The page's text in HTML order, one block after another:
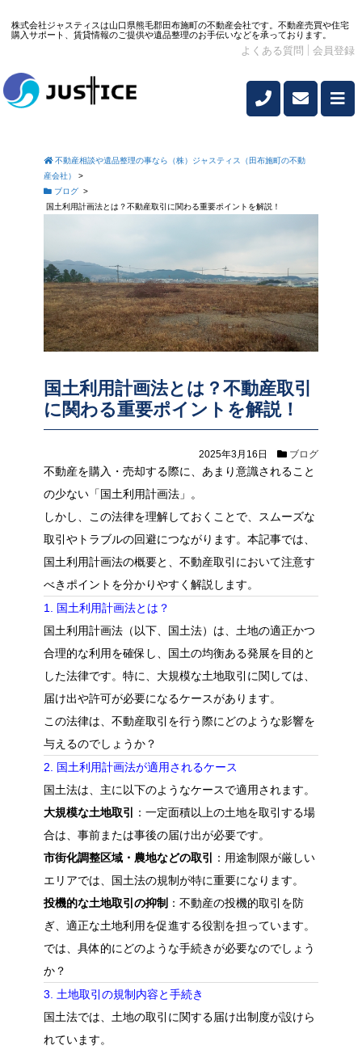
株式会社ジャスティスは山口県熊毛郡田布施町の不動産会社です。不動産売買や住宅
購入サポート、賃貸情報のご提供や遺品整理のお手伝いなどを承っております。
よくある質問 会員登録
不動産相談や遺品整理の事なら（株）ジャスティス（田布施町の不動
産会社）
>
ブログ >
国土利用計画法とは？不動産取引に関わる重要ポイントを解説！
国土利用計画法とは？不動産取引
に関わる重要ポイントを解説！
2025年3月16日 ブログ
不動産を購入・売却する際に、あまり意識されること
の少ない「国土利用計画法」。
しかし、この法律を理解しておくことで、スムーズな
取引やトラブルの回避につながります。本記事では、
国土利用計画法の概要と、不動産取引において注意す
べきポイントを分かりやすく解説します。
1. 国土利用計画法とは？
国土利用計画法（以下、国土法）は、土地の適正かつ
合理的な利用を確保し、国土の均衡ある発展を目的と
した法律です。特に、大規模な土地取引に関しては、
届け出や許可が必要になるケースがあります。
この法律は、不動産取引を行う際にどのような影響を
与えるのでしょうか？
2. 国土利用計画法が適用されるケース
国土法は、主に以下のようなケースで適用されます。
大規模な土地取引
：一定面積以上の土地を取引する場
合は、事前または事後の届け出が必要です。
市街化調整区域・農地などの取引
：用途制限が厳しい
エリアでは、国土法の規制が特に重要になります。
投機的な土地取引の抑制 ：不動産の投機的取引を防
ぎ、適正な土地利用を促進する役割を担っています。
では、具体的にどのような手続きが必要なのでしょう
か？
3. 土地取引の規制内容と手続き
国土法では、土地の取引に関する届け出制度が設けら
れています。